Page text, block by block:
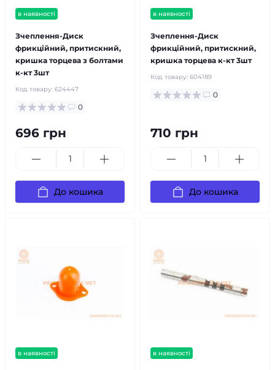
в наявності
Зчеплення-Диск
фрикційний, притискний,
кришка торцева з болтами
к-кт 3шт
Код товару: 624447
0
696 грн
До кошика
в наявності
Зчеплення-Диск
фрикційний, притискний,
кришка торцева к-кт 3шт
Код товару: 604189
0
710 грн
До кошика
в наявності в наявності